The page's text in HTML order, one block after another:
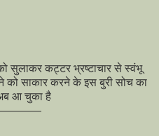
सुलाकर कट्टर भ्रष्टाचार से स्वंभू
साकार करने के इस बुरी सोच का
आ चुका है